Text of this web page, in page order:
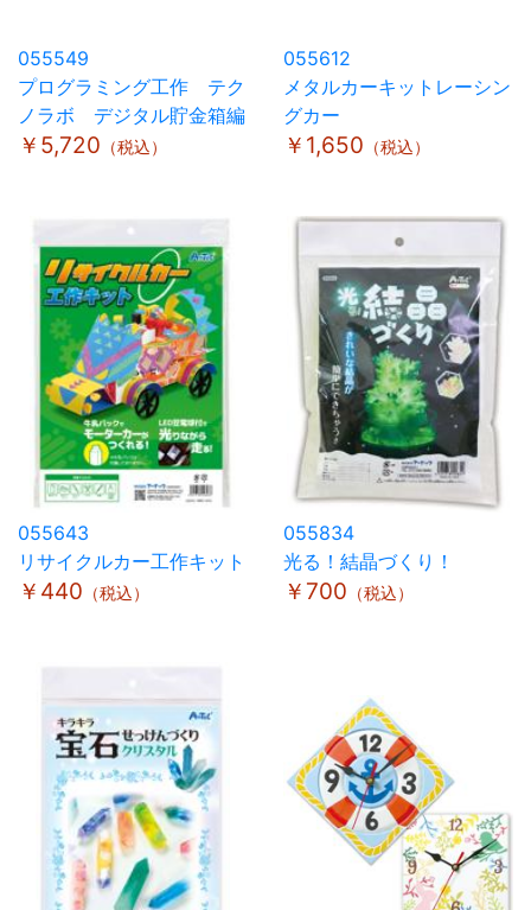
055549
プログラミング工作 テク
ノラボ デジタル貯金箱編
￥5,720 （税込）
055612
メタルカーキットレーシン
グカー
￥1,650 （税込）
055643
リサイクルカー工作キット
￥440 （税込）
055834
光る！結晶づくり！
￥700 （税込）